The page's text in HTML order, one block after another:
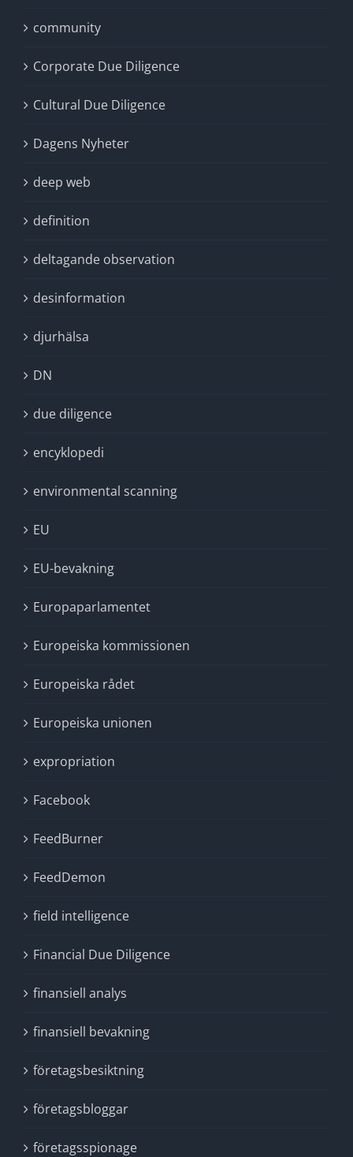
community
Corporate Due Diligence
Cultural Due Diligence
Dagens Nyheter
deep web
definition
deltagande observation
desinformation
djurhälsa
DN
due diligence
encyklopedi
environmental scanning
EU
EU-bevakning
Europaparlamentet
Europeiska kommissionen
Europeiska rådet
Europeiska unionen
expropriation
Facebook
FeedBurner
FeedDemon
field intelligence
Financial Due Diligence
finansiell analys
finansiell bevakning
företagsbesiktning
företagsbloggar
företagsspionage